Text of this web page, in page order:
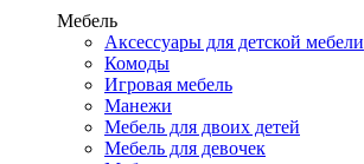
Мебель
Аксессуары для детской мебели
Комоды
Игровая мебель
Манежи
Мебель для двоих детей
Мебель для девочек